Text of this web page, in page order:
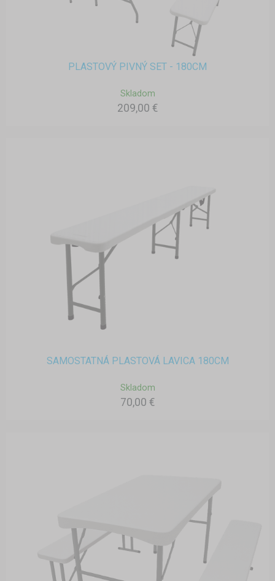
PLASTOVÝ PIVNÝ SET - 180CM
Skladom
209,00 €
SAMOSTATNÁ PLASTOVÁ LAVICA 180CM
Skladom
70,00 €